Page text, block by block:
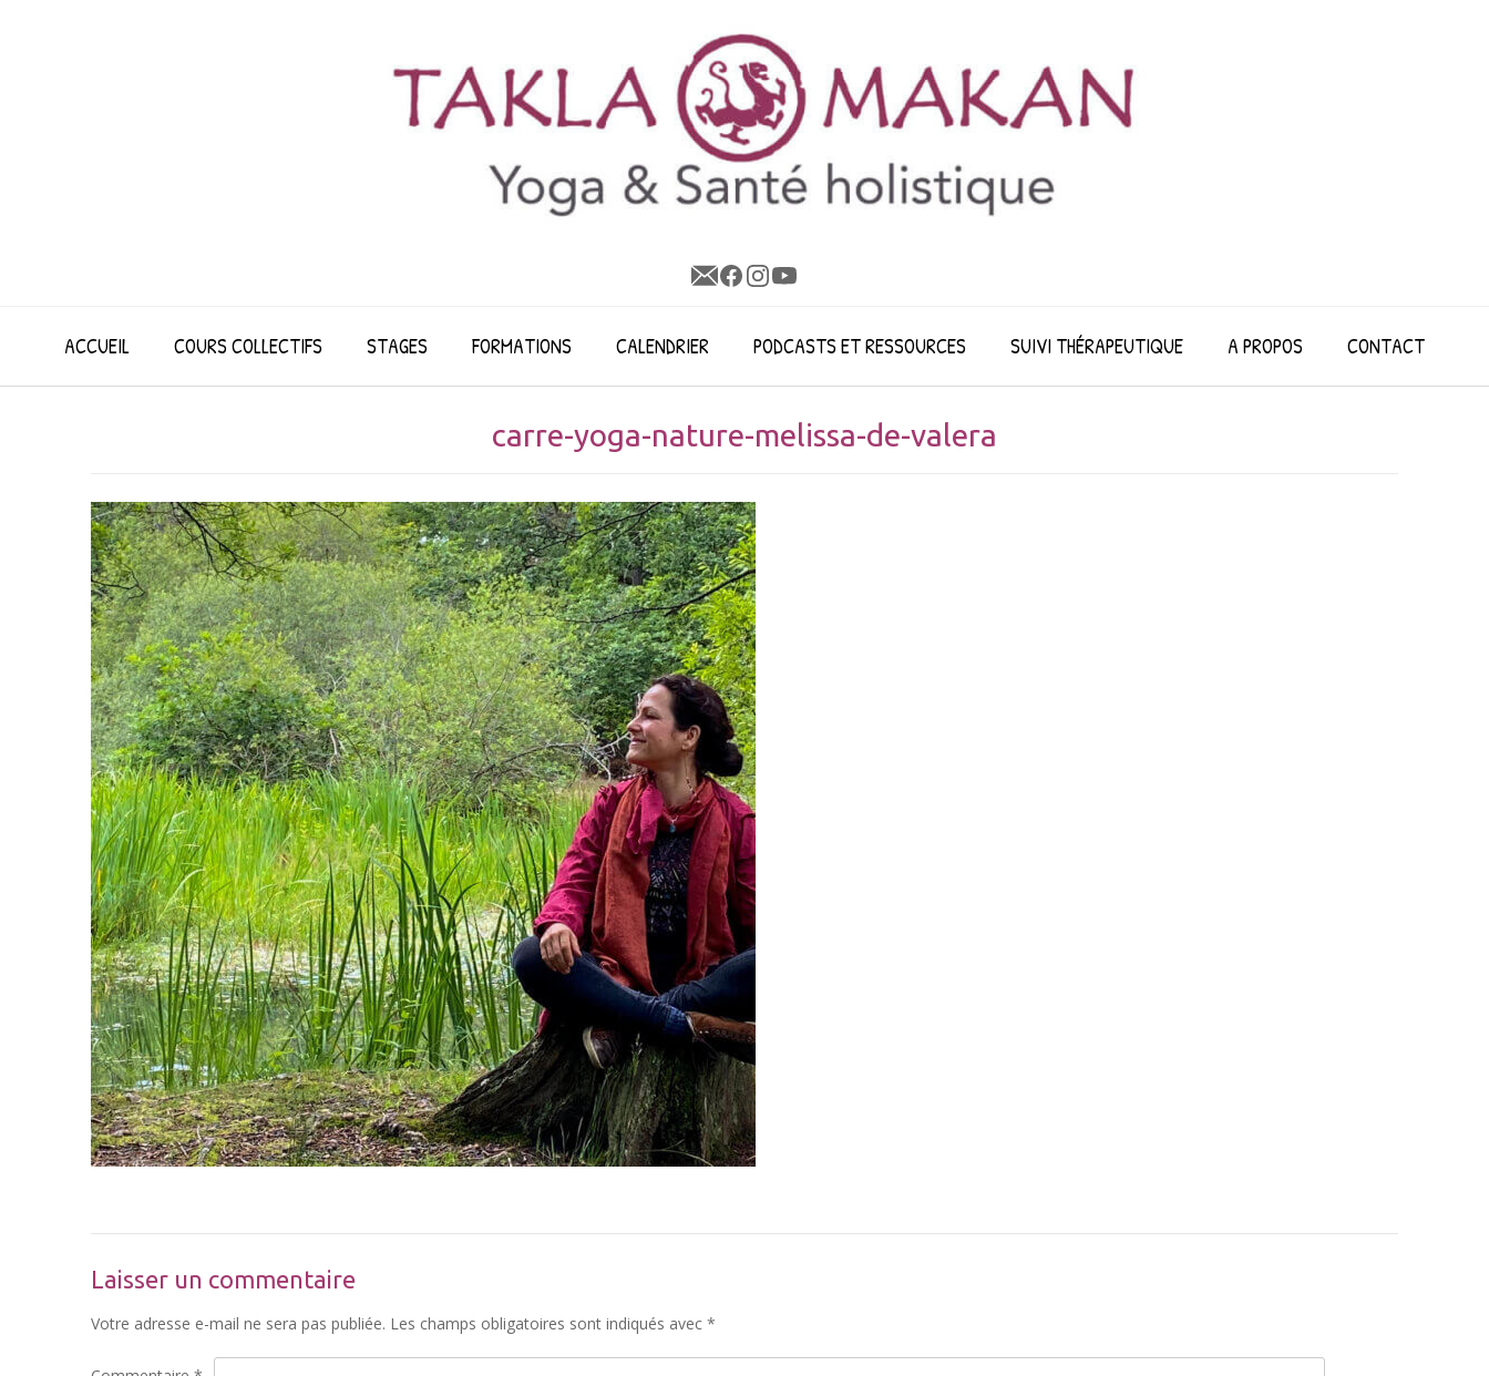
ACCUEIL COURS COLLECTIFS STAGES FORMATIONS CALENDRIER PODCASTS ET RESSOURCES SUIVI THÉRAPEUTIQUE A PROPOS CONTACT
carre-yoga-nature-melissa-de-valera
Laisser un commentaire
Votre adresse e-mail ne sera pas publiée. Les champs obligatoires sont indiqués avec *